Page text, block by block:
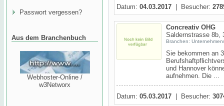
Passwort vergessen?
Aus dem Branchenbuch
Webhoster-Online /
w3Networx
Datum: 04.03.2017 | Besucher:
Concreativ OHG
Saldernstrasse 8b,
Branchen:
Sie bekommen an
und Hannover
aufnehmen. Die ...
Datum: 05.03.2017 | Besucher: